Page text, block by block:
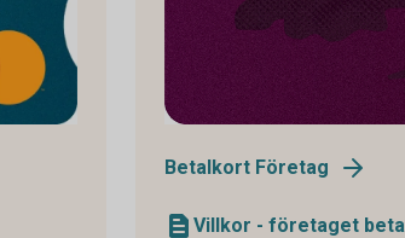
Betalkort Företag
Villkor - företaget